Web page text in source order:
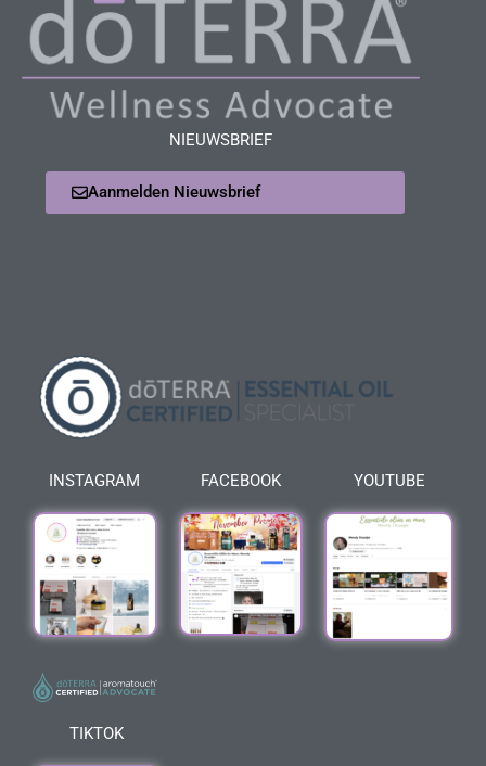
NIEUWSBRIEF
Aanmelden Nieuwsbrief
INSTAGRAM FACEBOOK YOUTUBE
TIKTOK